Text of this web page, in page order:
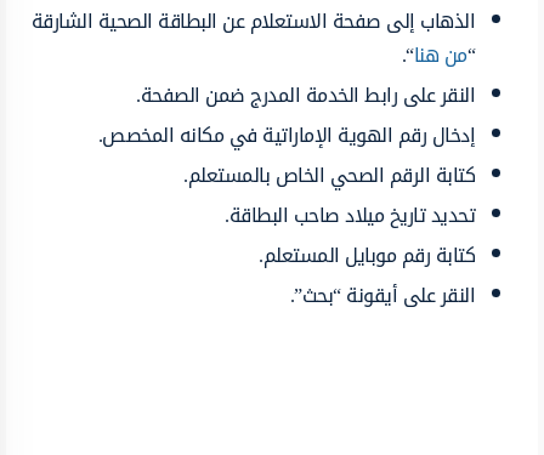
الذهاب إلى صفحة الاستعلام عن البطاقة الصحية الشارقة
“من هنا“.
النقر على رابط الخدمة المدرج ضمن الصفحة.
إدخال رقم الهوية الإماراتية في مكانه المخصص.
كتابة الرقم الصحي الخاص بالمستعلم.
تحديد تاريخ ميلاد صاحب البطاقة.
كتابة رقم موبايل المستعلم.
النقر على أيقونة “بحث”.